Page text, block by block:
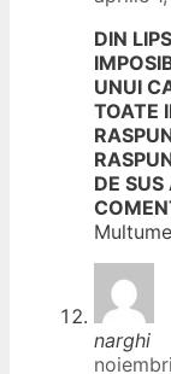
DIN
UNUI
TOATE
DE
narghi